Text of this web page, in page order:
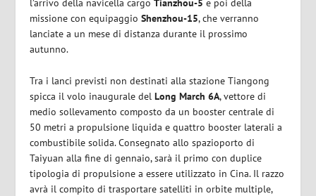
l’arrivo della navicella cargoTianzhou-5 e poi della
missione con equipaggioShenzhou-15, che verranno
lanciate a un mese di distanza durante il prossimo
autunno.
Tra i lanci previsti non destinati alla stazione Tiangong
spicca il volo inaugurale delLong March 6A, vettore di
medio sollevamento composto da un booster centrale di
50 metri a propulsione liquida e quattro booster laterali a
combustibile solida. Consegnato allo spazioporto di
Taiyuan alla fine di gennaio, sarà il primo con duplice
tipologia di propulsione a essere utilizzato in Cina. Il razzo
avrà il compito di trasportare satelliti in orbite multiple,